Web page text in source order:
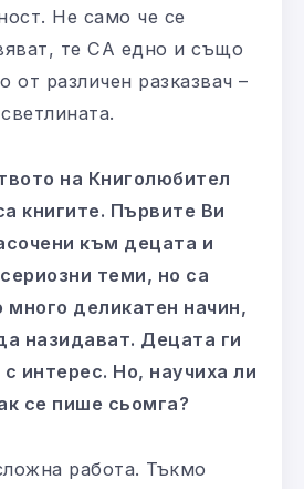
Не само че се
те СА едно и също
от различен разказвач –
на Книголюбител
книгите. Първите Ви
към децата и
теми, но са
деликатен начин,
назидават. Децата ги
интерес. Но, научиха ли
се пише сьомга?
работа. Тъкмо